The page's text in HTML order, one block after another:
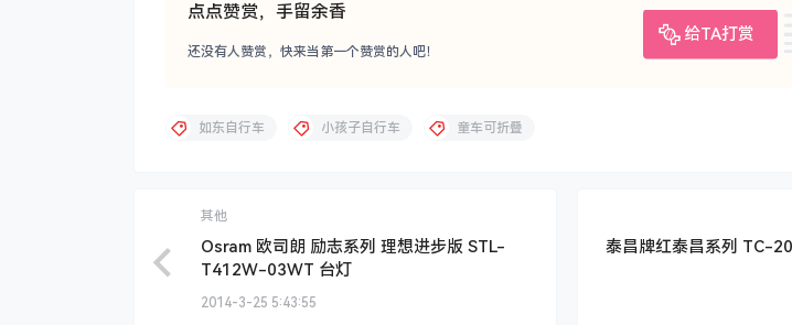
点点赞赏，手留余香
给TA打赏
还没有人赞赏，快来当第一个赞赏的人吧！
如东自行车 小孩子自行车 童车可折叠
其他
Osram 欧司朗 励志系列 理想进步版 STL-
T412W-03WT 台灯
2014-3-25 5:43:55
泰昌牌红泰昌系列 TC-